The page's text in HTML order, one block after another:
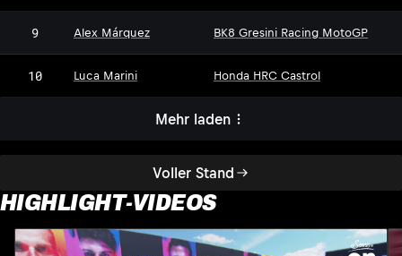
Voller Stand
9 Alex Márquez BK8 Gresini Racing MotoGP
10 Luca Marini Honda HRC Castrol
Mehr laden
HIGHLIGHT-VIDEOS